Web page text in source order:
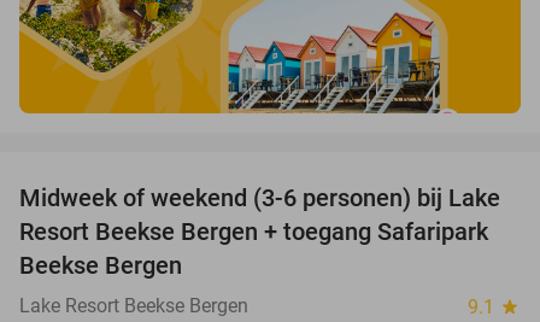
53%
Midweek of weekend (3-6 personen) bij Lake
Resort Beekse Bergen + toegang Safaripark
Beekse Bergen
Lake Resort Beekse Bergen 9.1 star